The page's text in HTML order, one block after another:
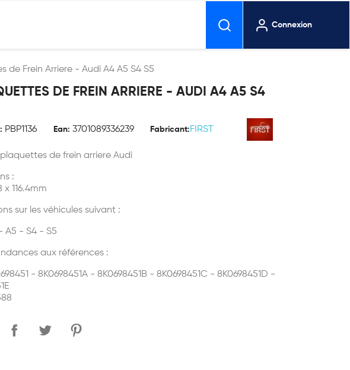
Connexion
de Frein Arriere - Audi A4 A5 S4 S5
DE FREIN ARRIERE - AUDI A4 A5 S4
PBP1136 Ean: 3701089336239 Fabricant: FIRST
de frein arriere Audi
:
x 116.4mm
sur les véhicules suivant :
A5 - S4 - S5
aux références :
- 8K0698451A - 8K0698451B - 8K0698451C - 8K0698451D -